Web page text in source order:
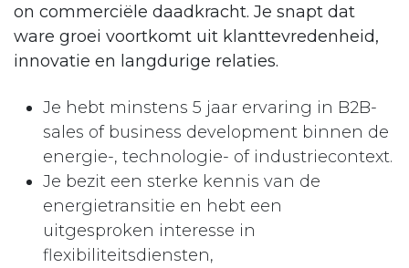
on commerciële daadkracht. Je snapt dat
ware groei voortkomt uit klanttevredenheid,
innovatie en langdurige relaties.
Je hebt minstens 5 jaar ervaring in B2B-
sales of business development binnen de
energie-, technologie- of industriecontext.
Je bezit een sterke kennis van de
energietransitie en hebt een
uitgesproken interesse in
flexibiliteitsdiensten,